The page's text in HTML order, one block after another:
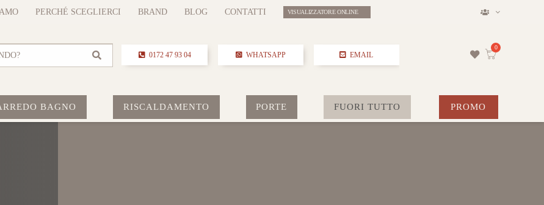
VISUALIZZATORE ONLINE
CONTATTI
BLOG
BRAND
PERCHÉ SCEGLIERCI
0172 47 93 04 WHATSAPP EMAIL
PROMO
FUORI TUTTO
PORTE
RISCALDAMENTO
BAGNO